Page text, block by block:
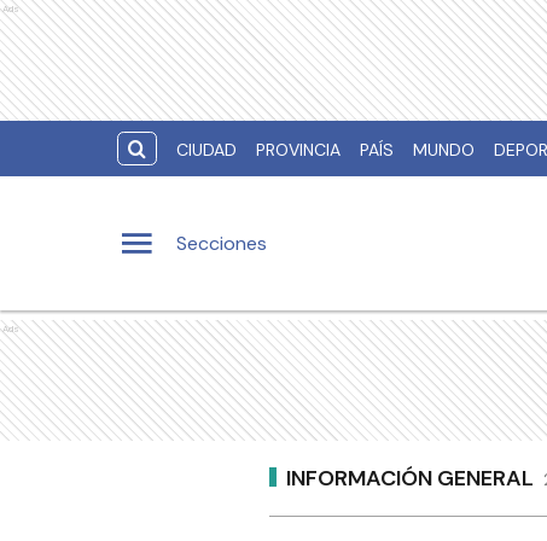
Ads
CIUDAD PROVINCIA PAÍS MUNDO
Secciones
Ads
INFORMACIÓN GENERAL